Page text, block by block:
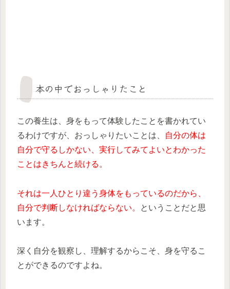
本の中でおっしゃりたこと
この養生は、身をもって体験したことを書かれてい
るわけですが、おっしゃりたいことは、
自分の体は
自分で守るしかない、実行してみてよいとわかった
ことはきちんと続ける。
それは一人ひとり違う身体をもっているのだから、
自分で判断しなければならない。
ということだと思
います。
深く自分を観察し、理解するからこそ、身を守るこ
とができるのですよね。